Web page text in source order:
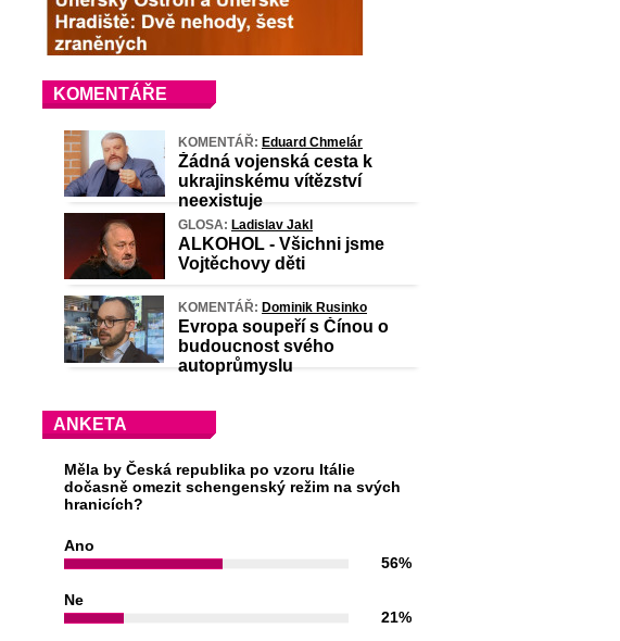
KOMENTÁŘE
KOMENTÁŘ: Eduard Chmelár
Žádná vojenská cesta k
ukrajinskému vítězství
neexistuje
GLOSA: Ladislav Jakl
ALKOHOL - Všichni jsme
Vojtěchovy děti
KOMENTÁŘ: Dominik Rusinko
Evropa soupeří s Čínou o
budoucnost svého
autoprůmyslu
ANKETA
Měla by Česká republika po vzoru Itálie
dočasně omezit schengenský režim na svých
hranicích?
Ano
56%
Ne
21%